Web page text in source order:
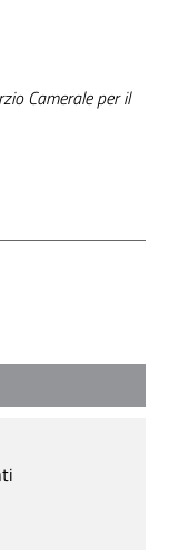
Camerale per il